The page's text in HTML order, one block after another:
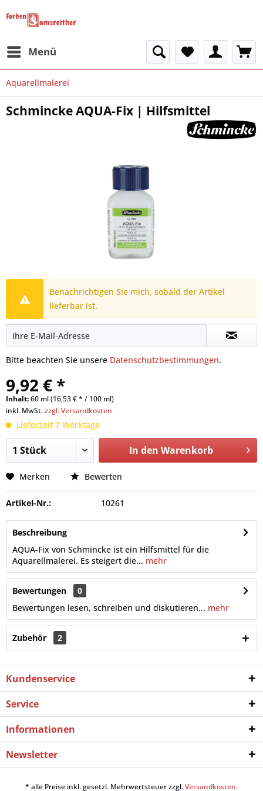
Menü
Aquarellmalerei
Schmincke AQUA-Fix | Hilfsmittel
Benachrichtigen Sie mich, sobald der Artikel
lieferbar ist.
Bitte beachten Sie unsere Datenschutzbestimmungen.
9,92 € *
Inhalt:60 ml (16,53 € * / 100 ml)
inkl. MwSt.zzgl. Versandkosten
Lieferzeit 7 Werktage
In den Warenkorb
Merken Bewerten
Artikel-Nr.: 10261
Beschreibung
AQUA-Fix von Schmincke ist ein Hilfsmittel für die
Aquarellmalerei. Es steigert die... mehr
Bewertungen
0
Bewertungen lesen, schreiben und diskutieren... mehr
Zubehör 2
Kundenservice
Service
Informationen
Newsletter
* alle Preise inkl. gesetzl. Mehrwertsteuer zzgl.Versandkosten.